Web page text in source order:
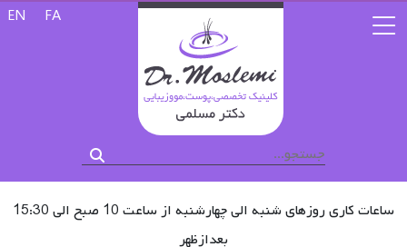
زبان خود
FA
EN
ساعات کاری روزهای شنبه الی چهارشنبه از ساعت 10 صبح الی 15:30
بعدازظهر